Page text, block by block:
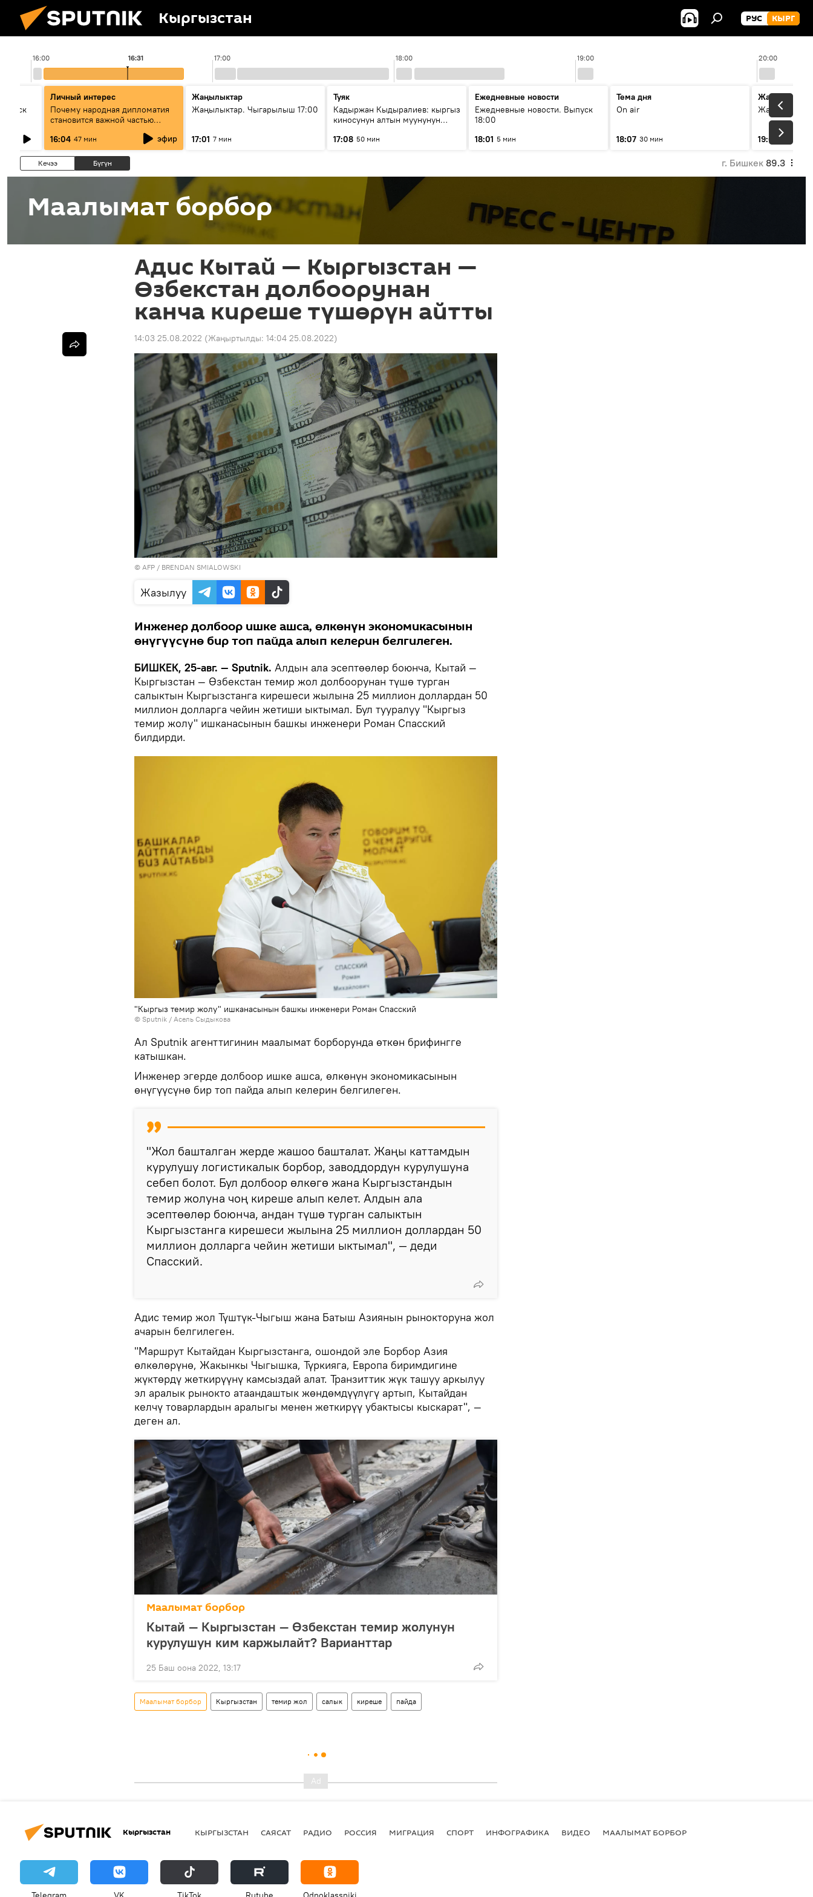
Кыргызстан РУС КЫРГ
16:00 17:00 18:00 19:00 20:00
16:31
Личный интерес
Почему народная дипломатия
становится важной частью
сотрудничества
16:04 47 мин эфир
Жаңылыктар
Жаңылыктар. Чыгарылыш 17:00
17:01 7 мин
Туяк
Кадыржан Кыдыралиев: кыргыз
киносунун алтын муунунун
17:08 50 мин
Ежедневные новости
Ежедневные новости. Выпуск
18:00
18:01 5 мин
Тема дня
On air
18:07 30 мин
Жаңылыктар
19:01 5 мин
Кечээ Бүгүн г. Бишкек 89.3
Маалымат борбор
Адис Кытай — Кыргызстан —
Өзбекстан долбоорунан
канча киреше түшөрүн айтты
14:03 25.08.2022 (Жаңыртылды: 14:04 25.08.2022)
© AFP / BRENDAN SMIALOWSKI
Жазылуу
Инженер долбоор ишке ашса, өлкөнүн экономикасынын
өнүгүүсүнө бир топ пайда алып келерин белгилеген.
БИШКЕК, 25-авг. — Sputnik. Алдын ала эсептөөлөр боюнча, Кытай —
Кыргызстан — Өзбекстан темир жол долбоорунан түшө турган
салыктын Кыргызстанга кирешеси жылына 25 миллион доллардан 50
миллион долларга чейин жетиши ыктымал. Бул тууралуу "Кыргыз
темир жолу" ишканасынын башкы инженери Роман Спасский
билдирди.
"Кыргыз темир жолу" ишканасынын башкы инженери Роман Спасский
© Sputnik / Асель Сыдыкова
Ал Sputnik агенттигинин маалымат борборунда өткөн брифингге
катышкан.
Инженер эгерде долбоор ишке ашса, өлкөнүн экономикасынын
өнүгүүсүнө бир топ пайда алып келерин белгилеген.
"Жол башталган жерде жашоо башталат. Жаңы каттамдын
курулушу логистикалык борбор, заводдордун курулушуна
себеп болот. Бул долбоор өлкөгө жана Кыргызстандын
темир жолуна чоң киреше алып келет. Алдын ала
эсептөөлөр боюнча, андан түшө турган салыктын
Кыргызстанга кирешеси жылына 25 миллион доллардан 50
миллион долларга чейин жетиши ыктымал", — деди
Спасский.
Адис темир жол Түштүк-Чыгыш жана Батыш Азиянын рынокторуна жол
ачарын белгилеген.
"Маршрут Кытайдан Кыргызстанга, ошондой эле Борбор Азия
өлкөлөрүнө, Жакынкы Чыгышка, Түркияга, Европа биримдигине
жүктөрдү жеткирүүнү камсыздай алат. Транзиттик жүк ташуу аркылуу
эл аралык рынокто атаандаштык жөндөмдүүлүгү артып, Кытайдан
келчү товарлардын аралыгы менен жеткирүү убактысы кыскарат", —
деген ал.
Маалымат борбор
Кытай — Кыргызстан — Өзбекстан темир жолунун
курулушун ким каржылайт? Варианттар
25 Баш оона 2022, 13:17
Маалымат борбор Кыргызстан темир жол салык киреше пайда
Кыргызстан КЫРГЫЗСТАН САЯСАТ РАДИО РОССИЯ МИГРАЦИЯ СПОРТ ИНФОГРАФИКА ВИДЕО МААЛЫМАТ БОРБОР